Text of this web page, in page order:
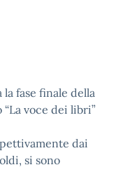
fase finale della
voce dei libri”
dai
si sono